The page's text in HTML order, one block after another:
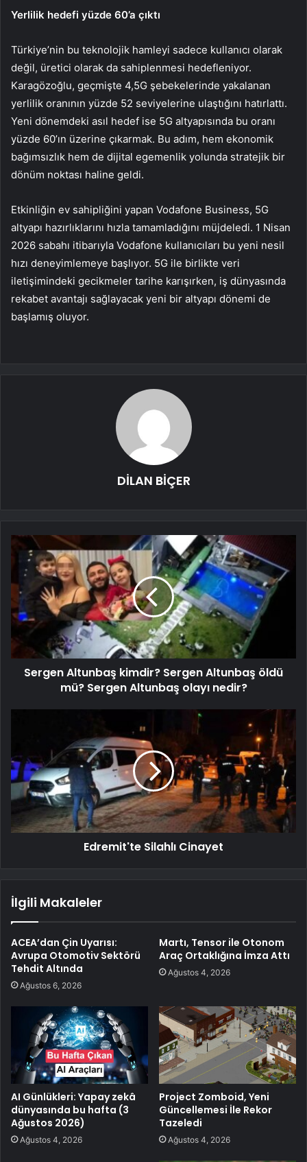
Yerlilik hedefi yüzde 60’a çıktı
Türkiye’nin bu teknolojik hamleyi sadece kullanıcı olarak
değil, üretici olarak da sahiplenmesi hedefleniyor.
Karagözoğlu, geçmişte 4,5G şebekelerinde yakalanan
yerlilik oranının yüzde 52 seviyelerine ulaştığını hatırlattı.
Yeni dönemdeki asıl hedef ise 5G altyapısında bu oranı
yüzde 60’ın üzerine çıkarmak. Bu adım, hem ekonomik
bağımsızlık hem de dijital egemenlik yolunda stratejik bir
dönüm noktası haline geldi.
Etkinliğin ev sahipliğini yapan Vodafone Business, 5G
altyapı hazırlıklarını hızla tamamladığını müjdeledi. 1 Nisan
2026 sabahı itibarıyla Vodafone kullanıcıları bu yeni nesil
hızı deneyimlemeye başlıyor. 5G ile birlikte veri
iletişimindeki gecikmeler tarihe karışırken, iş dünyasında
rekabet avantajı sağlayacak yeni bir altyapı dönemi de
başlamış oluyor.
DİLAN BİÇER
Sergen Altunbaş kimdir? Sergen Altunbaş öldü
mü? Sergen Altunbaş olayı nedir?
Edremit'te Silahlı Cinayet
İlgili Makaleler
ACEA’dan Çin Uyarısı:
Avrupa Otomotiv Sektörü
Tehdit Altında
Ağustos 6, 2026
Martı, Tensor ile Otonom
Araç Ortaklığına İmza Attı
Ağustos 4, 2026
AI Günlükleri: Yapay zekâ
dünyasında bu hafta (3
Ağustos 2026)
Ağustos 4, 2026
Project Zomboid, Yeni
Güncellemesi İle Rekor
Tazeledi
Ağustos 4, 2026